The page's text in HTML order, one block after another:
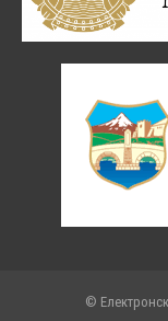
©